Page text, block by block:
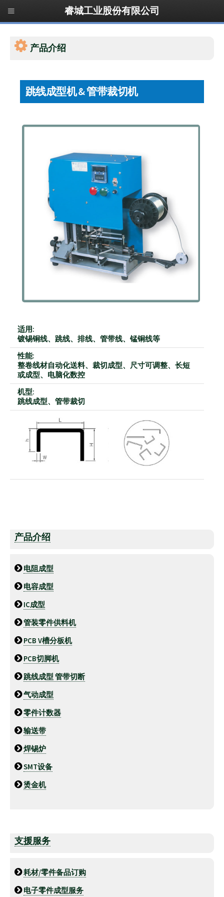
产品介绍
跳线成型机 & 管带裁切机
适用:
镀锡铜线、跳线、排线、管带线、锰铜线等
性能:
整卷线材自动化送料、裁切成型、尺寸可调整、长短
或成型、电脑化数控
机型:
跳线成型、管带裁切
产品介绍
电阻成型
电容成型
IC成型
管装零件供料机
PCB V槽分板机
PCB切脚机
跳线成型 管带切断
气动成型
零件计数器
输送带
焊锡炉
SMT设备
烫金机
支援服务
耗材/零件备品订购
电子零件成型服务
睿城工业股份有限公司